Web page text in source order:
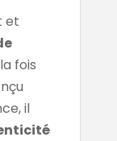
et
fois
il